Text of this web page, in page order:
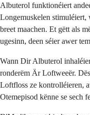
Albuterol funktionéiert
Longemuskelen stimuléiert,
breet maachen. Et gëtt als
ugesinn, deen séier awer
Wann Dir Albuterol
ronderëm Är Loftweeër.
Loftfloss ze kontrolléieren,
Otemepisod kënne se sech